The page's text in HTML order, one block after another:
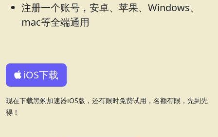
注册一个账号，安卓、苹果、Windows、
mac等全端通用
iOS下载
现在下载黑豹加速器iOS版，还有限时免费试用，名额有限，先到先
得！